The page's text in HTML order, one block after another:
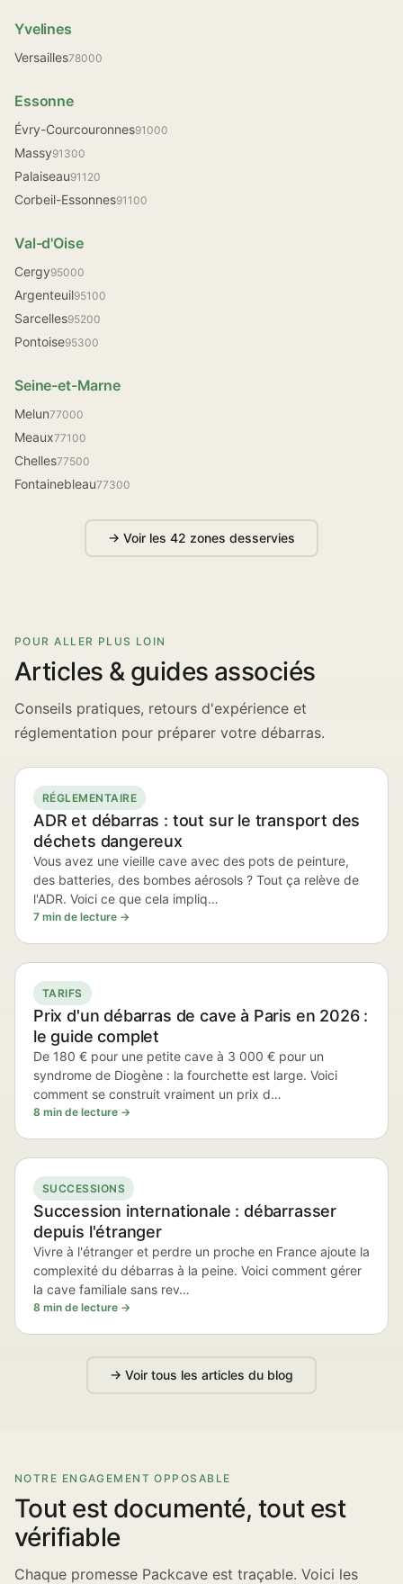
Yvelines
Versailles78000
Essonne
Évry-Courcouronnes91000
Massy91300
Palaiseau91120
Corbeil-Essonnes91100
Val-d'Oise
Cergy95000
Argenteuil95100
Sarcelles95200
Pontoise95300
Seine-et-Marne
Melun77000
Meaux77100
Chelles77500
Fontainebleau77300
→ Voir les 42 zones desservies
POUR ALLER PLUS LOIN
Articles & guides associés
Conseils pratiques, retours d'expérience et
réglementation pour préparer votre débarras.
RÉGLEMENTAIRE
ADR et débarras : tout sur le transport des
déchets dangereux
Vous avez une vieille cave avec des pots de peinture,
des batteries, des bombes aérosols ? Tout ça relève de
l'ADR. Voici ce que cela impliq…
7 min de lecture →
TARIFS
Prix d'un débarras de cave à Paris en 2026 :
le guide complet
De 180 € pour une petite cave à 3 000 € pour un
syndrome de Diogène : la fourchette est large. Voici
comment se construit vraiment un prix d…
8 min de lecture →
SUCCESSIONS
Succession internationale : débarrasser
depuis l'étranger
Vivre à l'étranger et perdre un proche en France ajoute la
complexité du débarras à la peine. Voici comment gérer
la cave familiale sans rev…
8 min de lecture →
→ Voir tous les articles du blog
NOTRE ENGAGEMENT OPPOSABLE
Tout est documenté, tout est
vérifiable
Chaque promesse Packcave est traçable. Voici les